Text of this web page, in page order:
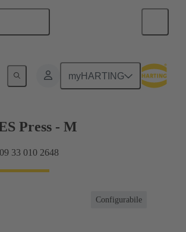
myHARTING
a 16 A
Press - M
33 010 2648
Configurabile